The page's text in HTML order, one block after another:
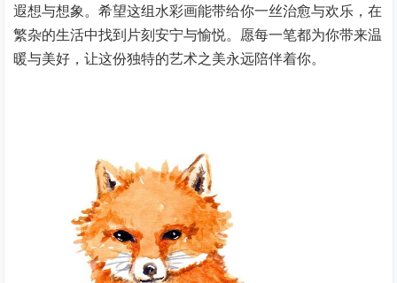
遐想与想象。希望这组水彩画能带给你一丝治愈与欢乐，在
繁杂的生活中找到片刻安宁与愉悦。愿每一笔都为你带来温
暖与美好，让这份独特的艺术之美永远陪伴着你。